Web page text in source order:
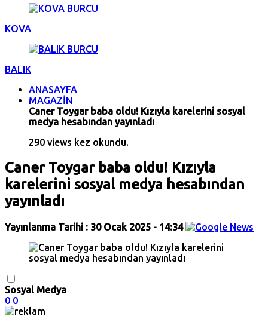
KOVA
BALIK
ANASAYFA
MAGAZİN
Caner Toygar baba oldu! Kızıyla karelerini sosyal
medya hesabından yayınladı
290 views kez okundu.
Caner Toygar baba oldu! Kızıyla
karelerini sosyal medya hesabından
yayınladı
Yayınlanma Tarihi : 30 Ocak 2025 - 14:34
Sosyal Medya
0 0